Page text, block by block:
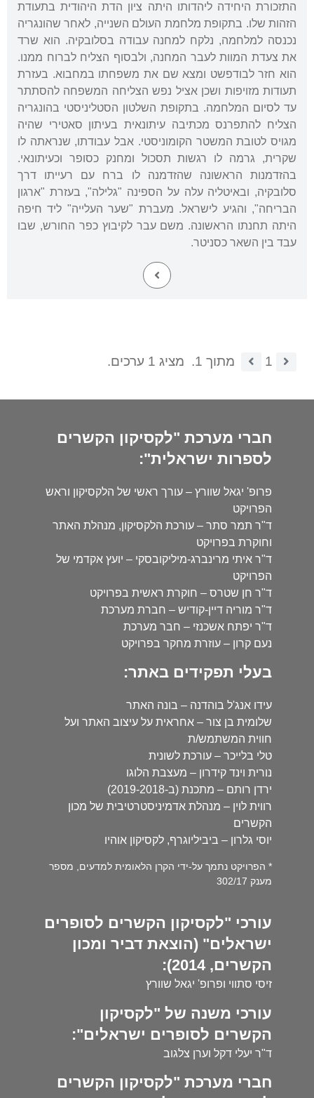
התזכורת היחידה ליהדותו היתה ציון הדת היהודית בתעודת
הזהות שלו. בתקופת מלחמת העולם השנייה, לאחר שהונגריה
נכנסה למלחמה, נלקח למחנה עבודה בסלובקיה. הוא שרד
את צעדת המוות לעבר המחנה, ולבסוף הצליח לברוח ממנו.
הוא חזר לבודפשט ומצא שם את משפחתו במחבוא. בעזרת
תעודות מזויפות ושכן אציל נפש הצליחה המשפחה להסתתר
עד לסיום המלחמה. בתקופת השלטון הסטליניסטי בהונגריה
הצליח להתפרנס מכתיבה עיתונאית בעיתון סאטירי שהיה
מגויס לטובת המשטר הקומוניסטי. אבל עבודתו, שנראתה לו
שקרית, גרמה לו רגשות תסכול ומחנק כסופר וכעיתונאי.
בהזדמנות הראשונה שהזדמנה לו ברח עם רעייתו דרך
סלובקיה, ובאיטליה עלה על הספינה "גלילה", בעזרת "ארגון
הבריחה", והגיע לישראל. מעברת "שער העלייה" ליד חיפה
היתה תחנתו הראשונה. משם עבר לקיבוץ כפר החורש, שבו
עבד בין השאר כסניטר.
1 מתוך 1. מציג 1 ערכים.
חברי מערכת "לקסיקון הקשרים
לספרות ישראלית":
פרופ' יגאל שוורץ – עורך ראשי של הלקסיקון וראש
הפרויקט
ד"ר תמר סתר – עורכת הלקסיקון, מנהלת האתר
וחוקרת בפרויקט
ד"ר איתי מרינברג-מיליקובסקי – יועץ אקדמי של
הפרויקט
ד"ר חן שטרס – חוקרת ראשית בפרויקט
ד"ר מוריה דיין-קודיש – חברת מערכת
ד"ר יפתח אשכנזי – חבר מערכת
נעם קרון – עוזרת מחקר בפרויקט
בעלי תפקידים באתר:
עידו אנג'ל בוהדנה – בונה האתר
שלומית בן צור – אחראית על עיצוב האתר ועל
חווית המשתמש/ת
טלי בלייכר – עורכת לשונית
נורית וינד קידרון – מעצבת הלוגו
ירדן רותם – מתכנת (ב-2019-2018)
רווית לוין – מנהלת אדמיניסטרטיבית של מכון
הקשרים
יוסי גלרון – ביביליוגרף, לקסיקון אוהיו
* הפרויקט נתמך על-ידי הקרן הלאומית למדעים, מספר
מענק 302/17
עורכי "לקסיקון הקשרים לסופרים
ישראלים" (הוצאת דביר ומכון
הקשרים, 2014):
זיסי סתווי ופרופ' יגאל שוורץ
עורכי משנה של "לקסיקון
הקשרים לסופרים ישראלים":
ד"ר יעלי דקל וערן צלגוב
חברי מערכת "לקסיקון הקשרים